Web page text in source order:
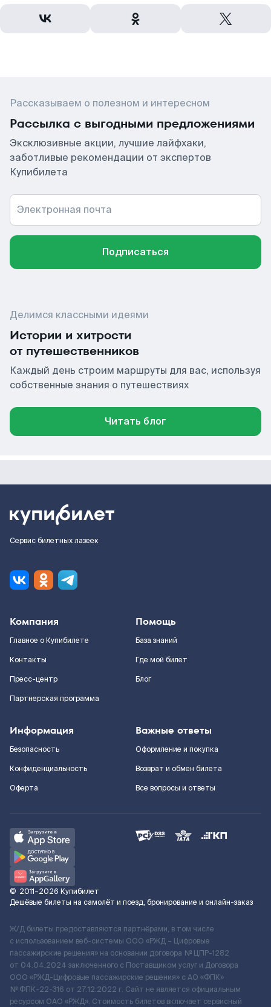
Рассказываем о полезном и интересном
Рассылка с выгодными предложениями
Эксклюзивные акции, лучшие лайфхаки,
заботливые рекомендации от экспертов
Купибилета
Электронная почта
Подписаться
Делимся классными идеями
Истории и хитрости
от путешественников
Каждый день строим маршруты для вас, используя
собственные знания о путешествиях
Читать блог
Сервис билетных лазеек
Компания
Главное о Купибилете
Контакты
Пресс-центр
Партнерская программа
Помощь
База знаний
Где мой билет
Блог
Информация
Безопасность
Конфиденциальность
Оферта
Важные ответы
Оформление и покупка
Возврат и обмен билета
Все вопросы и ответы
© 2011–2026 Купибилет
Дешёвые билеты на самолёт и поезд, бронирование и онлайн-заказ
Ж/Д билеты предоставляются партнёрами, в том числе
с использованием веб-системы ООО «РЖД – Цифровые
пассажирские решения» на основании договора № ЦПР-1282
от 04.04.2024 заключенного с Поставщиком услуг и Договора
ООО «РЖД-Цифровые пассажирские решения» c АО «ФПК»
№ ФПК-22-316 от 27.12.2022 г. Сайт не является официальным
ресурсом ОАО «РЖД». Стоимость билетов включает сервисный